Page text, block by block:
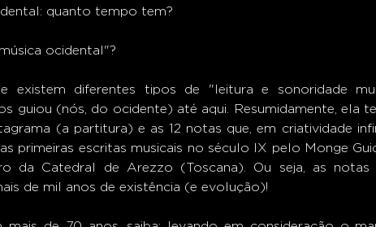
quanto tempo tem?
ocidental"?
guiou (nós, do ocidente) até aqui. Resumidamente, ela
(a partitura) e as 12 notas que, em criatividade
primeiras escritas musicais no século IX pelo Monge
da Catedral de Arezzo (Toscana). Ou seja, as notas
de mil anos de existência (e evolução)!